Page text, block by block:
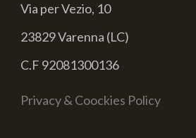
Via per Vezio, 10
23829 Varenna (LC)
C.F 92081300136
Privacy & Coockies Policy